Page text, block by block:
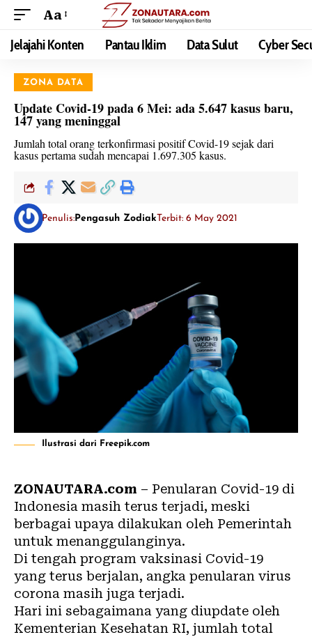
Aa
Jelajahi Konten Pantau Iklim Data Sulut Cyber
ZONA DATA
Update Covid-19 pada 6 Mei: ada 5.647 kasus baru,
147 yang meninggal
Jumlah total orang terkonfirmasi positif Covid-19 sejak dari
kasus pertama sudah mencapai 1.697.305 kasus.
Penulis: Pengasuh ZodiakTerbit: 6 May 2021
Ilustrasi dari Freepik.com
ZONAUTARA.com – Penularan Covid-19 di
Indonesia masih terus terjadi, meski
berbagai upaya dilakukan oleh Pemerintah
untuk menanggulanginya.
Di tengah program vaksinasi Covid-19
yang terus berjalan, angka penularan virus
corona masih juga terjadi.
Hari ini sebagaimana yang diupdate oleh
Kementerian Kesehatan RI, jumlah total